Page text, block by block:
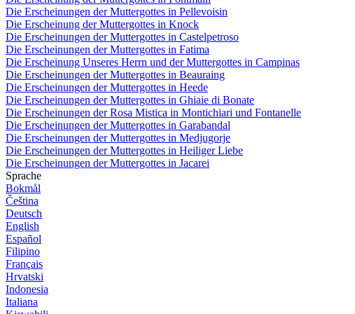
Die Erscheinungen der Muttergottes in Pellevoisin
Die Erscheinung der Muttergottes in Knock
Die Erscheinungen der Muttergottes in Castelpetroso
Die Erscheinungen der Muttergottes in Fatima
Die Erscheinung Unseres Herrn und der Muttergottes in Campinas
Die Erscheinungen der Muttergottes in Beauraing
Die Erscheinungen der Muttergottes in Heede
Die Erscheinungen der Muttergottes in Ghiaie di Bonate
Die Erscheinungen der Rosa Mistica in Montichiari und Fontanelle
Die Erscheinungen der Muttergottes in Garabandal
Die Erscheinungen der Muttergottes in Medjugorje
Die Erscheinungen der Muttergottes in Heiliger Liebe
Die Erscheinungen der Muttergottes in Jacarei
Sprache
Bokmål
Čeština
Deutsch
English
Español
Filipino
Français
Hrvatski
Indonesia
Italiana